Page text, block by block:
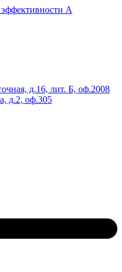
д.16, лит. Б, оф.2008
д.2, оф.305